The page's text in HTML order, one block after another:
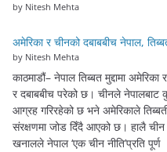
by Nitesh Mehta
अमेरिका र चीनको दबाबबीच नेपाल,
by Nitesh Mehta
काठमाडौं– नेपाल तिब्बत मुद्दामा
र दबाबबीच परेको छ। चीनले नेपालबाट
आग्रह गरिरहेको छ भने अमेरिकाले
संरक्षणमा जोड दिँदै आएको छ। हालै चीन
खनालले नेपाल ‘एक चीन नीति’प्रति पूर्ण